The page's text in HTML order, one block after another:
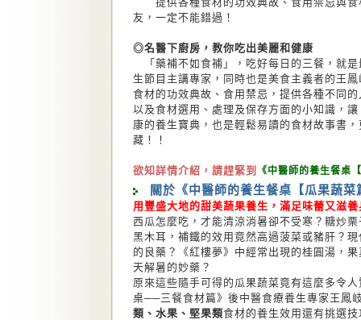
友，一定不能錯過！
◎名醫下廚房，教你吃出美麗和健康
「藥補不如食補」，吃好每日的三餐，就
生節目主講專家，同時也是美食主義者的王
食材的功效典故、食用禁忌，提供各種不同
以及食材選用、處理及保存方面的小知識，
康的養生寶典，也是輕鬆易讀的食材故事書
藏！！
欲知詳情介紹，請趕緊到 《中醫師的養生餐桌
關於《中醫師的養生餐桌【瓜果蔬菜
用豐盛大地的甜美蔬果養生，滿足味蕾又滋
西瓜怎麼吃，才能清涼消暑卻不受寒？糖炒
黑木耳，補鐵的效用竟然高過菠菜或豬肝？
的良藥？《紅樓夢》中經常出現的桂圓湯，
天解暑的妙藥？
原來這些隨手可得的瓜果蔬菜竟有這麼多令
桌──三餐食材篇》後中醫食療養生專家王鳳
類、水果、堅果類食材的養生效用還有挑選